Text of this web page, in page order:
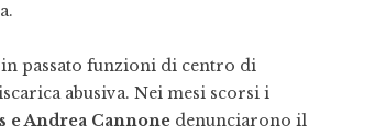
passato funzioni di centro di
abusiva. Nei mesi scorsi i
e Andrea Cannone denunciarono il